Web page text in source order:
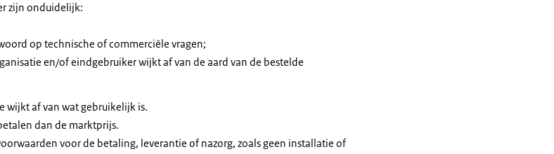
zijn onduidelijk:
op technische of commerciële vragen;
en/of eindgebruiker wijkt af van de aard van de bestelde
wijkt af van wat gebruikelijk is.
dan de marktprijs.
voor de betaling, leverantie of nazorg, zoals geen installatie of